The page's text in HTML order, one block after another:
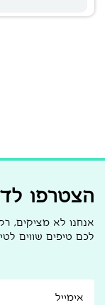
הצטרפו
אנחנו לא מציקים,
לכם טיפים שווים